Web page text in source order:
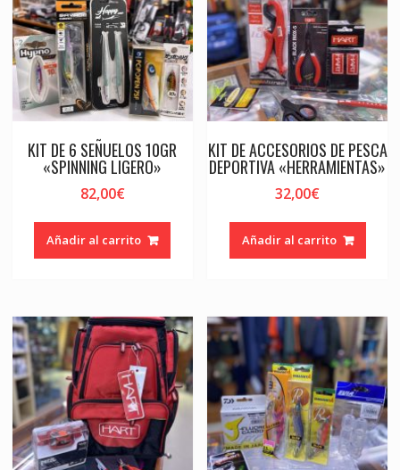
KIT DE 6 SEÑUELOS 10GR
«SPINNING LIGERO»
82,00€
Añadir al carrito
KIT DE ACCESORIOS DE PESCA
DEPORTIVA «HERRAMIENTAS»
32,00€
Añadir al carrito